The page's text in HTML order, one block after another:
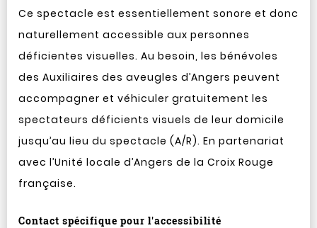
Ce spectacle est essentiellement sonore et donc
naturellement accessible aux personnes
déficientes visuelles. Au besoin, les bénévoles
des Auxiliaires des aveugles d’Angers peuvent
accompagner et véhiculer gratuitement les
spectateurs déficients visuels de leur domicile
jusqu’au lieu du spectacle (A/R). En partenariat
avec l’Unité locale d’Angers de la Croix Rouge
française.
Contact spécifique pour l'accessibilité